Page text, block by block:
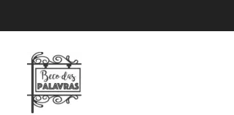
Beco das Palavras